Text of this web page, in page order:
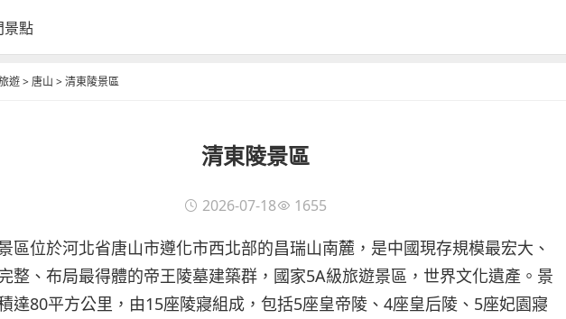
景點
遊>唐山 >清東陵景區
清東陵景區
2026-07-18 1655
區位於河北省唐山市遵化市西北部的昌瑞山南麓，是中國現存規模最宏大、
整、布局最得體的帝王陵墓建築群，國家5A級旅遊景區，世界文化遺產。景
達80平方公里，由15座陵寢組成，包括5座皇帝陵、4座皇后陵、5座妃園寢